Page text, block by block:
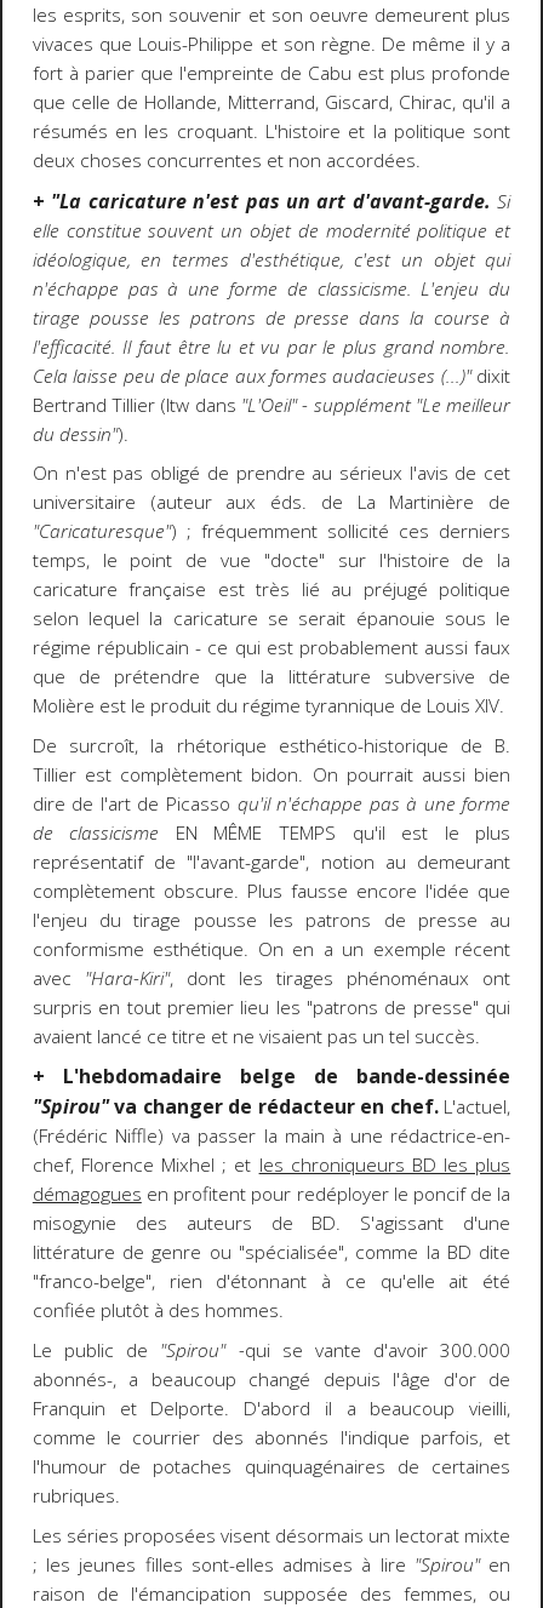
les esprits, son souvenir et son oeuvre demeurent plus
vivaces que Louis-Philippe et son règne. De même il y a
fort à parier que l'empreinte de Cabu est plus profonde
que celle de Hollande, Mitterrand, Giscard, Chirac, qu'il a
résumés en les croquant. L'histoire et la politique sont
deux choses concurrentes et non accordées.
+ "La caricature n'est pas un art d'avant-garde. Si
elle constitue souvent un objet de modernité politique et
idéologique, en termes d'esthétique, c'est un objet qui
n'échappe pas à une forme de classicisme. L'enjeu du
tirage pousse les patrons de presse dans la course à
l'efficacité. Il faut être lu et vu par le plus grand nombre.
Cela laisse peu de place aux formes audacieuses (...)"dixit
Bertrand Tillier (Itw dans "L'Oeil" - supplément "Le meilleur
du dessin").
On n'est pas obligé de prendre au sérieux l'avis de cet
universitaire (auteur aux éds. de La Martinière de
"Caricaturesque") ; fréquemment sollicité ces derniers
temps, le point de vue "docte" sur l'histoire de la
caricature française est très lié au préjugé politique
selon lequel la caricature se serait épanouie sous le
régime républicain - ce qui est probablement aussi faux
que de prétendre que la littérature subversive de
Molière est le produit du régime tyrannique de Louis XIV.
De surcroît, la rhétorique esthético-historique de B.
Tillier est complètement bidon. On pourrait aussi bien
dire de l'art de Picasso qu'il n'échappe pas à une forme
de classicisme EN MÊME TEMPS qu'il est le plus
représentatif de "l'avant-garde", notion au demeurant
complètement obscure. Plus fausse encore l'idée que
l'enjeu du tirage pousse les patrons de presse au
conformisme esthétique. On en a un exemple récent
avec "Hara-Kiri", dont les tirages phénoménaux ont
surpris en tout premier lieu les "patrons de presse" qui
avaient lancé ce titre et ne visaient pas un tel succès.
+ L'hebdomadaire belge de bande-dessinée
"Spirou"va changer de rédacteur en chef.L'actuel,
(Frédéric Niffle) va passer la main à une rédactrice-en-
chef, Florence Mixhel ; et les chroniqueurs BD les plus
démagogues en profitent pour redéployer le poncif de la
misogynie des auteurs de BD. S'agissant d'une
littérature de genre ou "spécialisée", comme la BD dite
"franco-belge", rien d'étonnant à ce qu'elle ait été
confiée plutôt à des hommes.
Le public de "Spirou" -qui se vante d'avoir 300.000
abonnés-, a beaucoup changé depuis l'âge d'or de
Franquin et Delporte. D'abord il a beaucoup vieilli,
comme le courrier des abonnés l'indique parfois, et
l'humour de potaches quinquagénaires de certaines
rubriques.
Les séries proposées visent désormais un lectorat mixte
; les jeunes filles sont-elles admises à lire "Spirou"en
raison de l'émancipation supposée des femmes, ou